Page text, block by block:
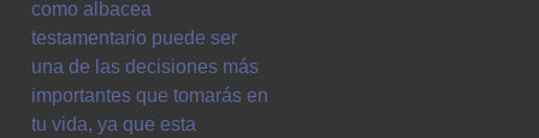
como albacea
testamentario puede ser
una de las decisiones más
importantes que tomarás en
tu vida, ya que esta